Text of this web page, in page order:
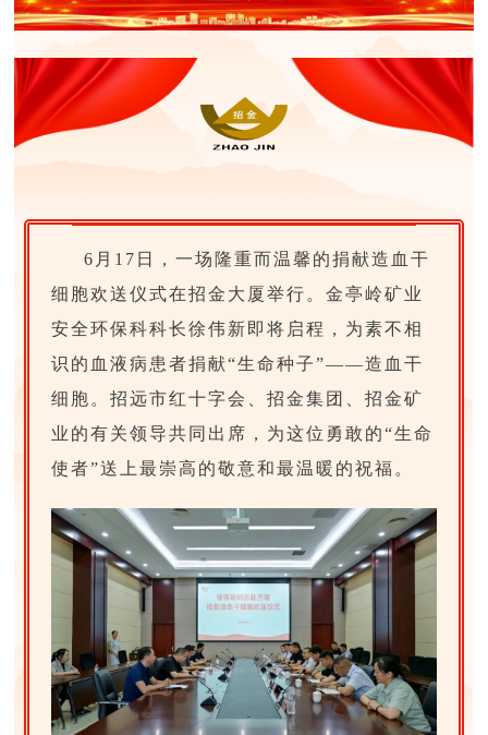
6月17日，一场隆重而温馨的捐献造血干
细胞欢送仪式在招金大厦举行。金亭岭矿业
安全环保科科长徐伟新即将启程，为素不相
识的血液病患者捐献“生命种子”——造血干
细胞。招远市红十字会、招金集团、招金矿
业的有关领导共同出席，为这位勇敢的“生命
使者”送上最崇高的敬意和最温暖的祝福。